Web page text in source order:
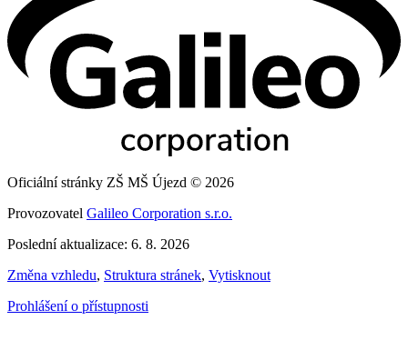
Oficiální stránky ZŠ MŠ Újezd © 2026
Provozovatel Galileo Corporation s.r.o.
Poslední aktualizace: 6. 8. 2026
Změna vzhledu, Struktura stránek, Vytisknout
Prohlášení o přístupnosti